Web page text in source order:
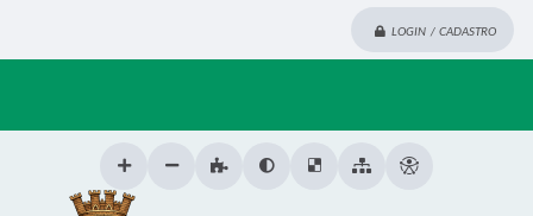
LOGIN / CADASTRO